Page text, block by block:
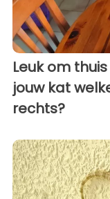
Leuk om
jouw kat
rechts?